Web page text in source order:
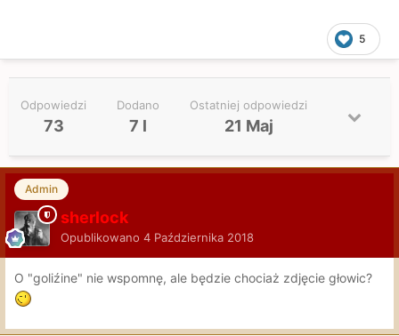
5
Odpowiedzi
73
Dodano
7 l
Ostatniej odpowiedzi
21 Maj
Admin
sherlock
Opublikowano 4 Października 2018
O "goliźine" nie wspomnę, ale będzie chociaż zdjęcie głowic?